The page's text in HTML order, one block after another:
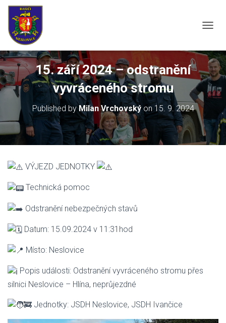
E
P
N
O
U
T
A
15. září 2024 – odstranění
vyvráceného stromu
Published byMilan Vrchovskýon15. 9. 2024
VÝJEZD JEDNOTKY
Technická pomoc
Odstranění nebezpečných stavů
Datum: 15.09.2024 v 11:31hod
Místo: Neslovice
Popis události: Odstranění vyvráceného stromu přes
silnici Neslovice – Hlína, neprůjezdné
Jednotky: JSDH Neslovice, JSDH Ivančice